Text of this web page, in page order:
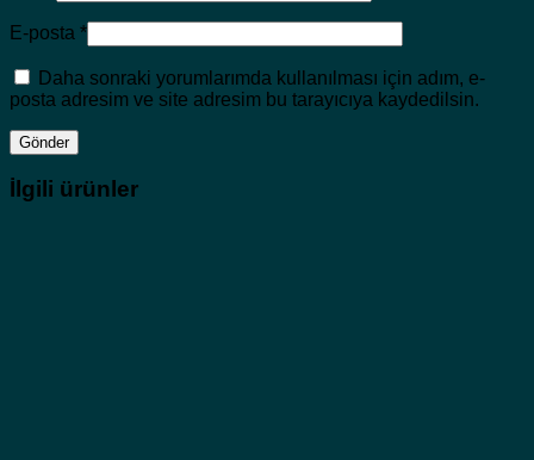
E-posta *
Daha sonraki yorumlarımda kullanılması için adım, e-
posta adresim ve site adresim bu tarayıcıya kaydedilsin.
İlgili ürünler